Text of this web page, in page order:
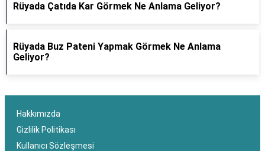
Rüyada Çatıda Kar Görmek Ne Anlama Geliyor?
Rüyada Buz Pateni Yapmak Görmek Ne Anlama
Geliyor?
Hakkımızda
Gizlilik Politikası
Kullanıcı Sözleşmesi